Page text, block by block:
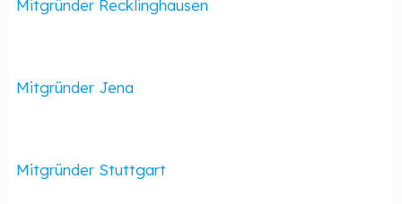
Mitgründer Recklinghausen
Mitgründer Jena
Mitgründer Stuttgart